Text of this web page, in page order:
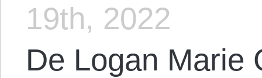
19th, 2022
De Logan Marie